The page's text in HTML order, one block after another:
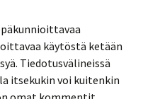
käytöstä ketään
Tiedotusvälineissä
itsekukin voi kuitenkin